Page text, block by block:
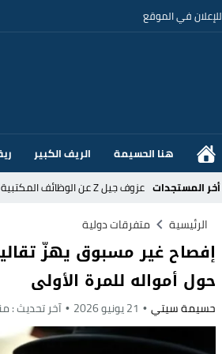
للإعلان في الموقع
هنا الحسيمة الريف الكبير
أخر المستجدات عزوف جيل Z عن الوظائف المكتبية نحو المهن الحرفية: تحول اجتماعي يسائل نجاعة السياسات العمومية بالمغرب
القضاء الإسباني يفتح تحقيقا في
هل قطع أخنوش عطلته بأمر من
عز الدين أوناحي يتصدر اهتمامات
تغيير تاريخي بحزب الاستقلال
اتفاق وشيك بين واشنطن وطهران
الرئيسية متفرقات دولية
إفصاح غير مسبوق يهزّ
حول أمواله للمرة الأولى
حسيمة سيتي 21 يونيو 2026 آخر تحديث :